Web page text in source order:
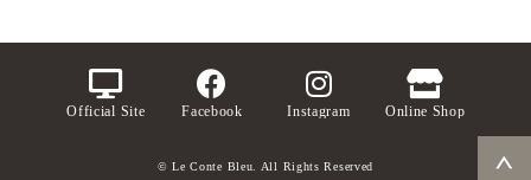
Official Site Facebook Instagram Online Shop
© Le Conte Bleu. All Rights Reserved